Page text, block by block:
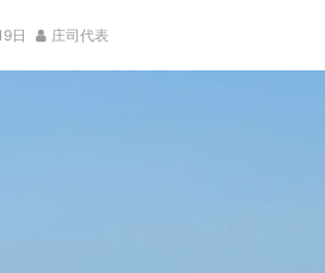
日 庄司代表